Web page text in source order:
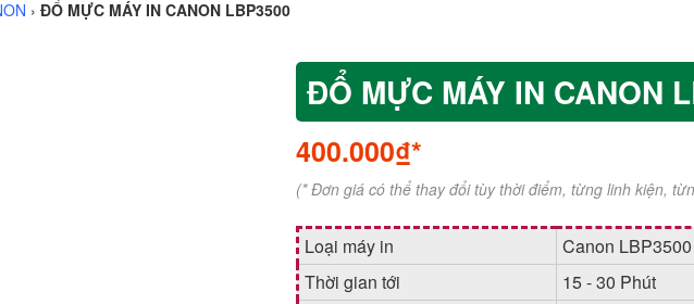
› ĐỔ MỰC MÁY IN CANON LBP3500
ĐỔ MỰC MÁY IN CANON
400.000₫*
(* Đơn giá có thể thay đổi tùy thời điểm, từng linh kiện,
Loại máy in
Canon LBP3500
Thời gian tới
15 - 30 Phút